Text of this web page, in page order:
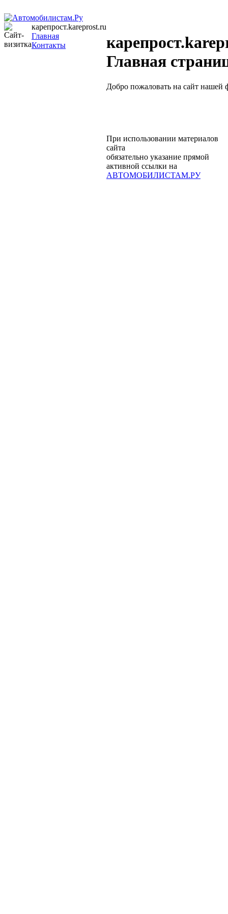
карепрост.kareprost.ru
Главная
Контакты
Главная
Добро пожаловать на сайт
При использовании материалов
сайта
обязательно указание прямой
активной ссылки на
АВТОМОБИЛИСТАМ.РУ